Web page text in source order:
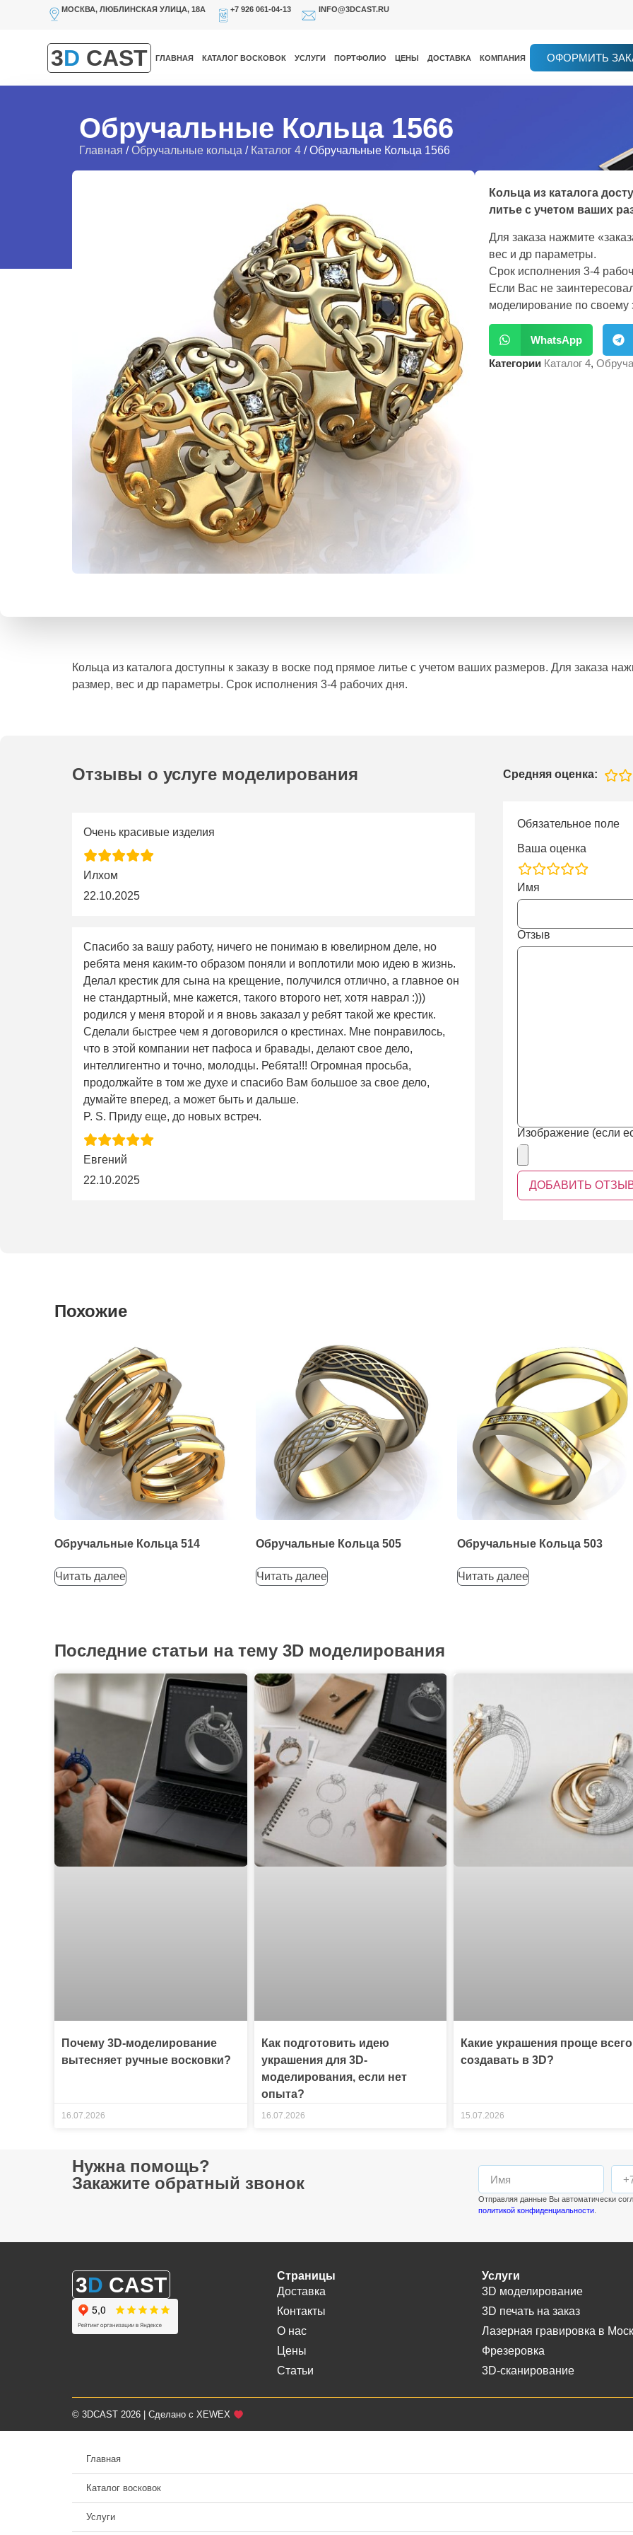
МОСКВА, ЛЮБЛИНСКАЯ УЛИЦА, 18А +7 926 061-04-13 INFO@3DCAST.RU
3D CAST ГЛАВНАЯ КАТАЛОГ ВОСКОВОК УСЛУГИ ПОРТФОЛИО ЦЕНЫ ДОСТАВКА КОМПАНИЯ ОФОРМИТЬ
Обручальные Кольца 1566
Главная /Обручальные кольца / Каталог 4 / Обручальные Кольца 1566
Кольца из каталога
литье с учетом ваших
Для заказа нажмите
вес и др параметры.
Срок исполнения 3-4
Если Вас не
моделирование по своему
WhatsApp
Категории Каталог 4,
Кольца из каталога доступны к заказу в воске под прямое литье с учетом ваших размеров. Для заказа
размер, вес и др параметры. Срок исполнения 3-4 рабочих дня.
Отзывы о услуге моделирования Средняя оценка:
Очень красивые изделия
Илхом
22.10.2025
Спасибо за вашу работу, ничего не понимаю в ювелирном деле, но
ребята меня каким-то образом поняли и воплотили мою идею в жизнь.
Делал крестик для сына на крещение, получился отлично, а главное он
не стандартный, мне кажется, такого второго нет, хотя наврал :)))
родился у меня второй и я вновь заказал у ребят такой же крестик.
Сделали быстрее чем я договорился о крестинах. Мне понравилось,
что в этой компании нет пафоса и бравады, делают свое дело,
интеллигентно и точно, молодцы. Ребята!!! Огромная просьба,
продолжайте в том же духе и спасибо Вам большое за свое дело,
думайте вперед, а может быть и дальше.
P. S. Приду еще, до новых встреч.
Евгений
22.10.2025
Обязательное поле
Ваша оценка
rating
fields
Имя
Отзыв
Изображение (если
Похожие
Обручальные Кольца 514
Читать далее
Обручальные Кольца 505
Читать далее
Обручальные Кольца 503
Читать далее
Последние статьи на тему 3D моделирования
Почему 3D-моделирование
вытесняет ручные восковки?
16.07.2026
Как подготовить идею
украшения для 3D-
моделирования, если нет
опыта?
16.07.2026
Какие украшения проще всего
создавать в 3D?
15.07.2026
Нужна помощь?
Закажите обратный звонок
Отправляя данные Вы автоматически
политикой конфиденциальности.
3D CAST
Страницы
Доставка
Контакты
О нас
Цены
Статьи
Услуги
3D моделирование
3D печать на заказ
Лазерная гравировка в
Фрезеровка
3D-сканирование
© 3DCAST 2026 | Сделано с XEWEX
Главная
Каталог восковок
Услуги